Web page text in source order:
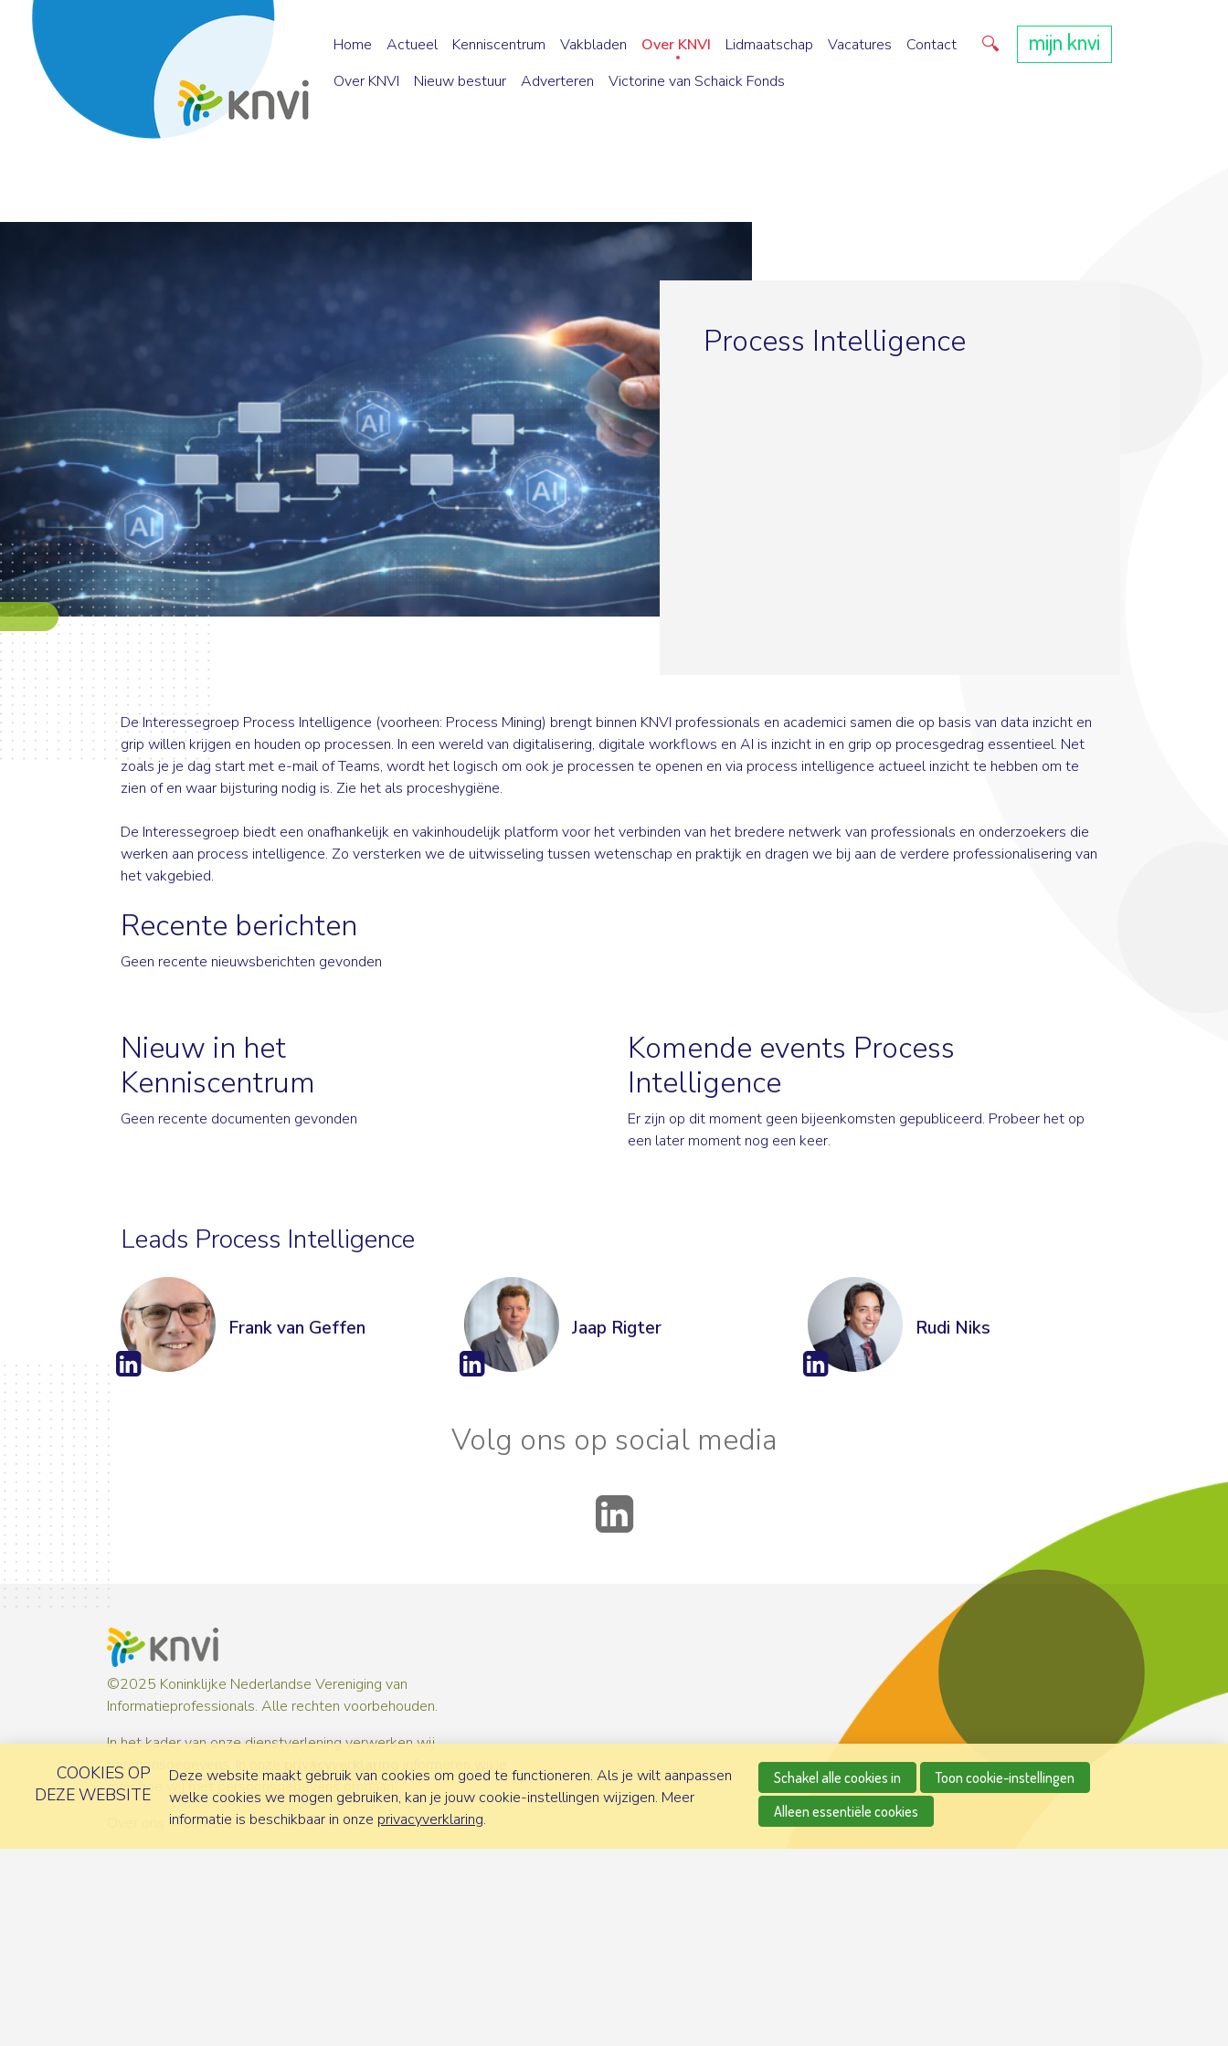
Home Actueel Kenniscentrum Vakbladen
Over KNVI
Over KNVI
Nieuw bestuur Adverteren Victorine van Schaick Fonds
Lidmaatschap Vacatures Contact Direct zoeken
mijn knvi
Process Intelligence
De Interessegroep Process Intelligence (voorheen: Process Mining) brengt binnen KNVI professionals en academici samen die op basis van data inzicht en
grip willen krijgen en houden op processen. In een wereld van digitalisering, digitale workflows en AI is inzicht in en grip op procesgedrag essentieel. Net
zoals je je dag start met e-mail of Teams, wordt het logisch om ook je processen te openen en via process intelligence actueel inzicht te hebben om te
zien of en waar bijsturing nodig is. Zie het als proceshygiëne.
De Interessegroep biedt een onafhankelijk en vakinhoudelijk platform voor het verbinden van het bredere netwerk van professionals en onderzoekers die
werken aan process intelligence. Zo versterken we de uitwisseling tussen wetenschap en praktijk en dragen we bij aan de verdere professionalisering van
het vakgebied.
Recente berichten
Geen recente nieuwsberichten gevonden
Nieuw in het
Kenniscentrum
Geen recente documenten gevonden
Komende events Process
Intelligence
Er zijn op dit moment geen bijeenkomsten gepubliceerd. Probeer het op
een later moment nog een keer.
Leads Process Intelligence
Frank van Geffen Jaap Rigter Rudi Niks
Volg ons op social media
©2025 Koninklijke Nederlandse Vereniging van
Informatieprofessionals. Alle rechten voorbehouden.
In het kader van onze dienstverlening verwerken wij
persoonsgegevens. In onze
over hoe wij met persoonsgegevens omgaan.
Contact
COOKIES OP
DEZE WEBSITE
Deze website maakt gebruik van cookies om goed te functioneren. Als je wilt aanpassen
welke cookies we mogen gebruiken, kan je jouw cookie-instellingen wijzigen. Meer
informatie is beschikbaar in onze privacyverklaring.
Schakel alle cookies in
Toon cookie-instellingen
Alleen essentiële cookies